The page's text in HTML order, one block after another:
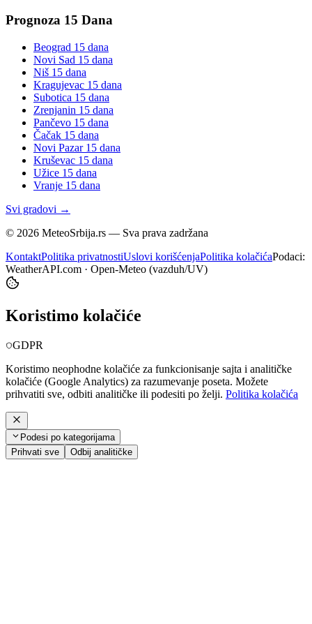
Prognoza 15 Dana
Beograd 15 dana
Novi Sad 15 dana
Niš 15 dana
Kragujevac 15 dana
Subotica 15 dana
Zrenjanin 15 dana
Pančevo 15 dana
Čačak 15 dana
Novi Pazar15 dana
Kruševac 15 dana
Užice 15 dana
Vranje 15 dana
Svi gradovi →
© 2026 MeteoSrbija.rs — Sva prava zadržana
KontaktPolitika privatnostiUslovi korišćenjaPolitika kolačićaPodaci:
WeatherAPI.com · Open-Meteo (vazduh/UV)
Koristimo kolačiće
GDPR
Koristimo neophodne kolačiće za funkcionisanje sajta i analitičke
kolačiće (Google Analytics) za razumevanje poseta. Možete
prihvatiti sve, odbiti analitičke ili podesiti po želji. Politika kolačića
Podesi po kategorijama
Prihvati sve
Odbij analitičke